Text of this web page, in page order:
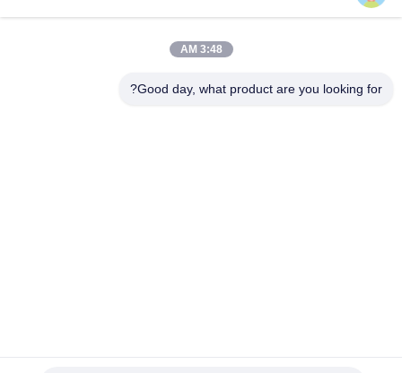
أعلى
3:48 AM
Good day, what product are you looking for?